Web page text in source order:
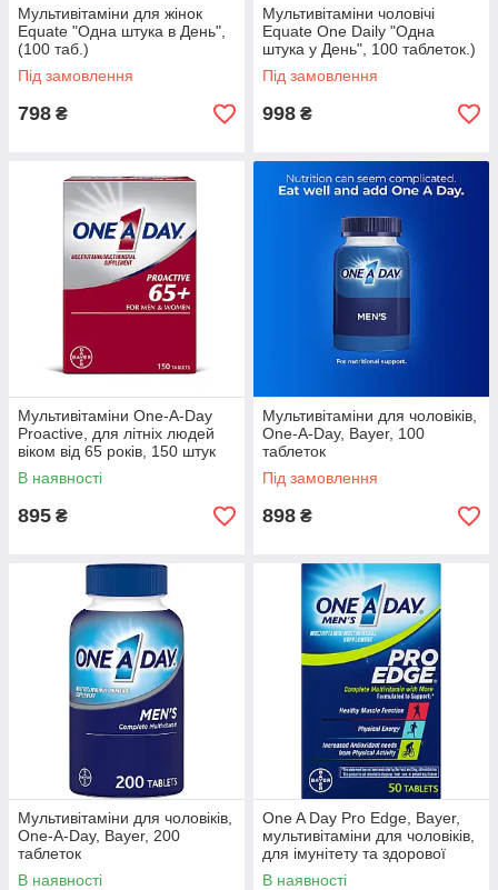
Мультивітаміни для жінок
Equate "Одна штука в День",
(100 таб.)
Під замовлення
798 ₴
Мультивітаміни чоловічі
Equate One Daily "Одна
штука у День", 100 таблеток.)
Під замовлення
998 ₴
Мультивітаміни One-A-Day
Proactive, для літніх людей
віком від 65 років, 150 штук
В наявності
895 ₴
Мультивітаміни для чоловіків,
One-A-Day, Bayer, 100
таблеток
Під замовлення
898 ₴
Мультивітаміни для чоловіків,
One-A-Day, Bayer, 200
таблеток
В наявності
One A Day Pro Edge, Bayer,
мультивітаміни для чоловіків,
для імунітету та здорової
функції м'язів, 50 таблеток
В наявності